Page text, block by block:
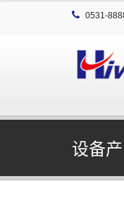
0531-
设备